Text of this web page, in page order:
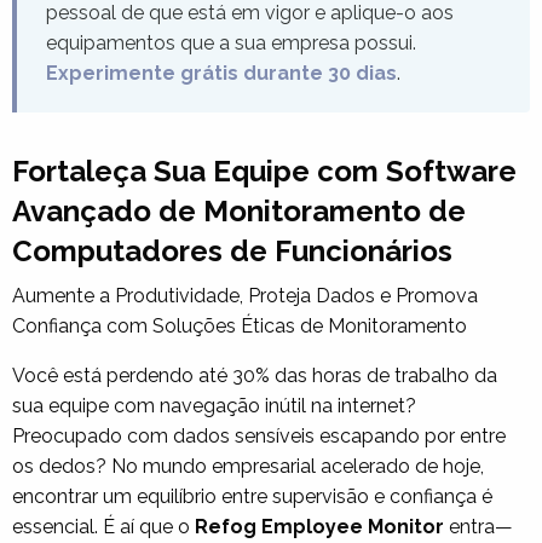
pessoal de que está em vigor e aplique-o aos
equipamentos que a sua empresa possui.
Experimente grátis durante 30 dias.
Fortaleça Sua Equipe com Software
Avançado de Monitoramento de
Computadores de Funcionários
Aumente a Produtividade, Proteja Dados e Promova
Confiança com Soluções Éticas de Monitoramento
Você está perdendo até 30% das horas de trabalho da
sua equipe com navegação inútil na internet?
Preocupado com dados sensíveis escapando por entre
os dedos? No mundo empresarial acelerado de hoje,
encontrar um equilíbrio entre supervisão e confiança é
essencial. É aí que o Refog Employee Monitor entra—